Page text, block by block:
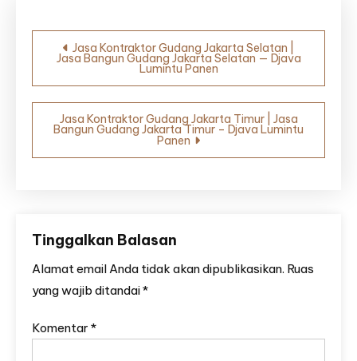
Navigasi
pos
Jasa Kontraktor Gudang Jakarta Selatan |
Jasa Bangun Gudang Jakarta Selatan — Djava
Lumintu Panen
Jasa Kontraktor Gudang Jakarta Timur | Jasa
Bangun Gudang Jakarta Timur – Djava Lumintu
Panen
Tinggalkan Balasan
Alamat email Anda tidak akan dipublikasikan. Ruas
yang wajib ditandai*
Komentar *